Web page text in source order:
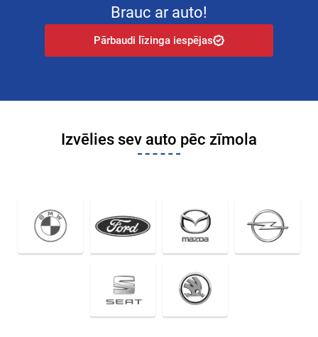
Brauc ar auto!
Pārbaudi līzinga iespējas
Izvēlies sev auto pēc zīmola